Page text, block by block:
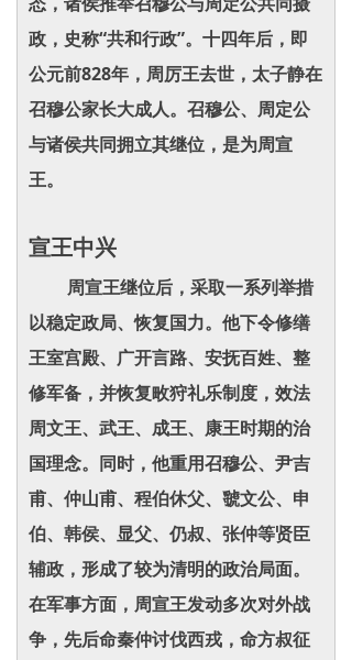
政，史称“共和行政”。十四年后，即
公元前828年，周厉王去世，太子静在
召穆公家长大成人。召穆公、周定公
与诸侯共同拥立其继位，是为周宣
王。
宣王中兴
周宣王继位后，采取一系列举措
以稳定政局、恢复国力。他下令修缮
王室宫殿、广开言路、安抚百姓、整
修军备，并恢复畋狩礼乐制度，效法
周文王、武王、成王、康王时期的治
国理念。同时，他重用召穆公、尹吉
甫、仲山甫、程伯休父、虢文公、申
伯、韩侯、显父、仍叔、张仲等贤臣
辅政，形成了较为清明的政治局面。
在军事方面，周宣王发动多次对外战
争，先后命秦仲讨伐西戎，命方叔征